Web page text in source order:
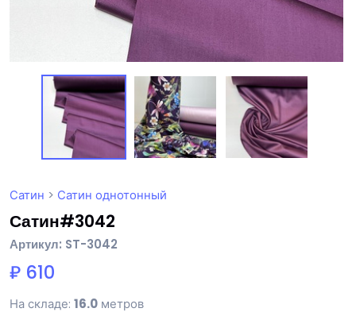
Сатин > Сатин однотонный
Сатин#3042
Артикул: ST-3042
₽ 610
На складе: 16.0 метров